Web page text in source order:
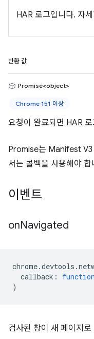
HAR 로그입니다. 자
반환 값
Promise<object>
Chrome 151 이상
요청이 완료되면 HAR
Promise는 Manifest V3
서는 콜백을 사용해야 합
이벤트
onNavigated
chrome.devtools .
callback : function
)
검사된 창이 새 페이지